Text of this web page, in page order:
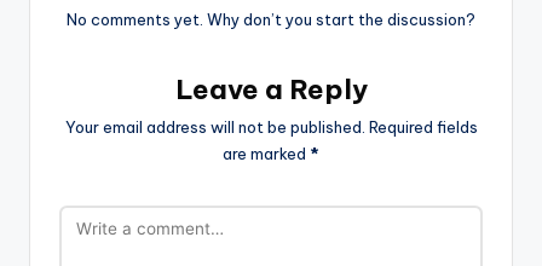
No comments yet. Why don’t you start the discussion?
Leave a Reply
Your email address will not be published. Required fields
are marked *